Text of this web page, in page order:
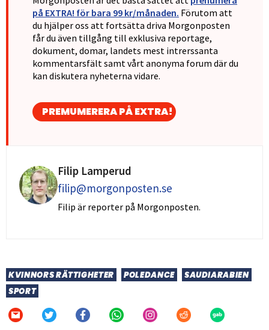
på EXTRA! för bara 99 kr/månaden. Förutom att
du hjälper oss att fortsätta driva Morgonposten
får du även tillgång till exklusiva reportage,
dokument, domar, landets mest intrerssanta
kommentarsfält samt vårt anonyma forum där du
kan diskutera nyheterna vidare.
PREMUMERERA PÅ EXTRA!
Filip Lamperud
filip@morgonposten.se
Filip är reporter på Morgonposten.
KVINNORS RÄTTIGHETER POLEDANCE
SAUDIARABIEN
SPORT